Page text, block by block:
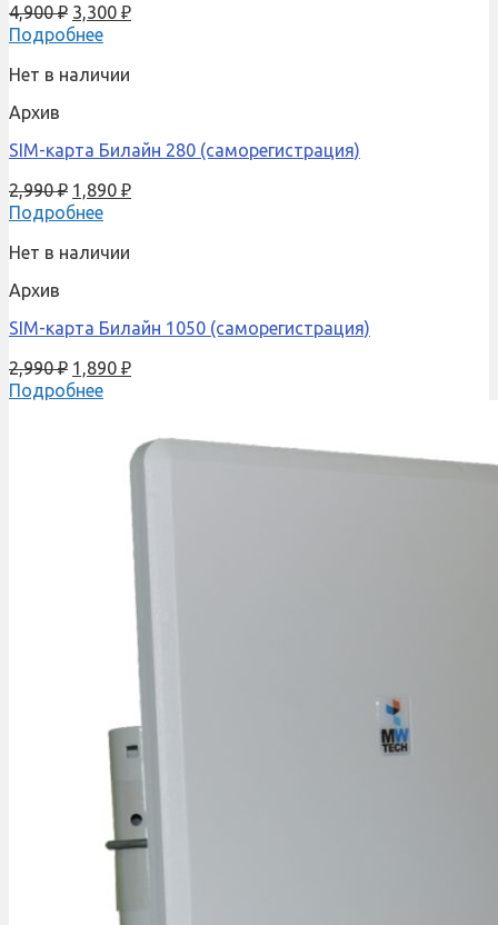
4,900₽ 3,300 ₽
Подробнее
Нет в наличии
Архив
SIM-карта Билайн 280 (саморегистрация)
2,990₽ 1,890 ₽
Подробнее
Нет в наличии
Архив
SIM-карта Билайн 1050 (саморегистрация)
2,990₽ 1,890 ₽
Подробнее